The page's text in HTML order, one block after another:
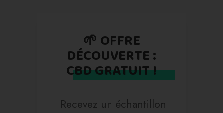
🌱 OFFRE
DÉCOUVERTE :
CBD GRATUIT !
Recevez un échantillon